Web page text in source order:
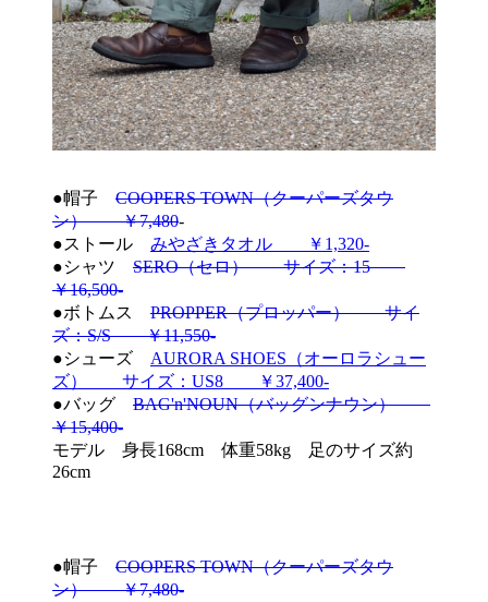
●帽子 COOPERS TOWN（クーパーズタウ
ン） ￥7,480-
●ストール みやざきタオル ￥1,320-
●シャツ SERO（セロ） サイズ：15
￥16,500-
●ボトムス PROPPER（プロッパー） サイ
ズ：S/S ￥11,550-
●シューズ AURORA SHOES（オーロラシュー
ズ） サイズ：US8 ￥37,400-
●バッグ BAG'n'NOUN（バッグンナウン）
￥15,400-
モデル 身長168cm 体重58kg 足のサイズ約
26cm
●帽子 COOPERS TOWN（クーパーズタウ
ン） ￥7,480-